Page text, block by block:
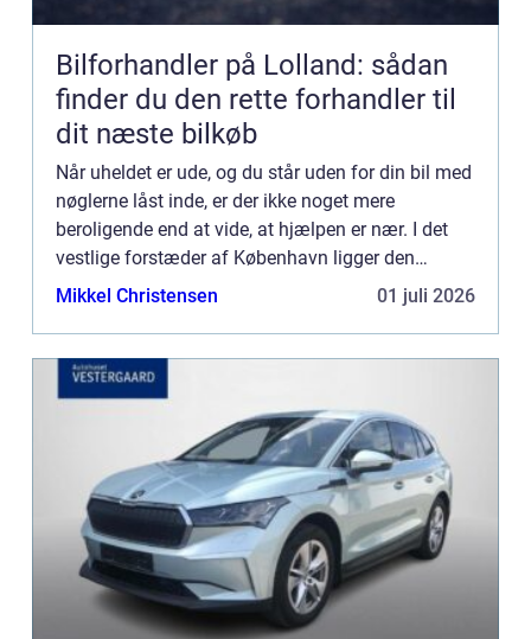
Bilforhandler på Lolland: sådan
finder du den rette forhandler til
dit næste bilkøb
Når uheldet er ude, og du står uden for din bil med
nøglerne låst inde, er der ikke noget mere
beroligende end at vide, at hjælpen er nær. I det
vestlige forstæder af København ligger den
mindre by R&...
Mikkel Christensen 01 juli 2026